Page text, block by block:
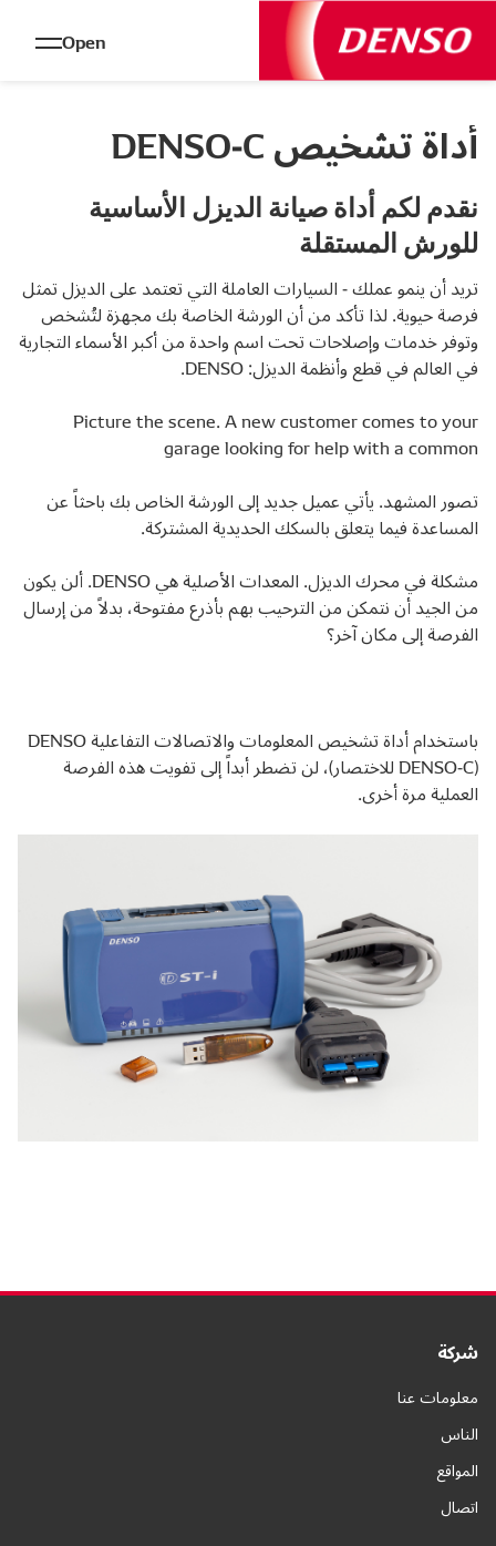
Open
أداة تشخيص DENSO-C
نقدم لكم أداة صيانة الديزل الأساسية
للورش المستقلة
تريد أن ينمو عملك - السيارات العاملة التي تعتمد على الديزل تمثل
فرصة حيوية. لذا تأكد من أن الورشة الخاصة بك مجهزة لتُشخص
وتوفر خدمات وإصلاحات تحت اسم واحدة من أكبر الأسماء التجارية
في العالم في قطع وأنظمة الديزل: DENSO.
Picture the scene. A new customer comes to your
garage looking for help with a common
تصور المشهد. يأتي عميل جديد إلى الورشة الخاص بك باحثاً عن
المساعدة فيما يتعلق بالسكك الحديدية المشتركة.
مشكلة في محرك الديزل. المعدات الأصلية هي DENSO. ألن يكون
من الجيد أن نتمكن من الترحيب بهم بأذرع مفتوحة، بدلاً من إرسال
الفرصة إلى مكان آخر؟
باستخدام أداة تشخيص المعلومات والاتصالات التفاعلية DENSO
(DENSO-C للاختصار)، لن تضطر أبداً إلى تفويت هذه الفرصة
العملية مرة أخرى.
شركة
معلومات عنا
الناس
المواقع
اتصال